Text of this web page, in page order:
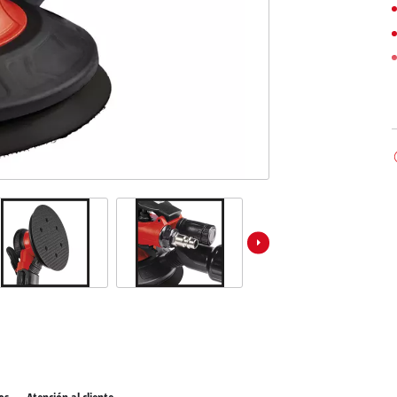
Power X-Change
de jardín Power X-Change
Aspiradoras Polvo / Agua
Partidores de vehículo
Cables Robacorriente